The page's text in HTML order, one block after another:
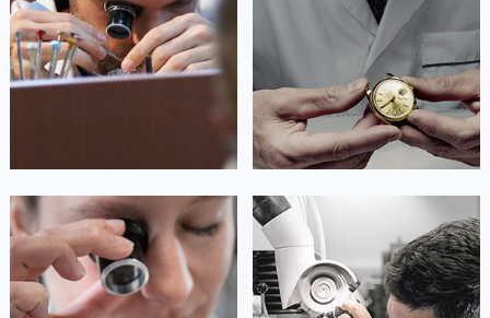
福建省厦门市思明区湖滨东路95号万象城华润大厦B座11层1104室天梭售后服务中心（需提前预约）
广东省潮州市潮安区新风路与潮汕路交汇处天梭售后服务中心（需提前预约）
广东省广州市天河区天河路230号万菱汇国际中心A塔7层704室天梭售后服务中心（需提前预约）
广东省广州市越秀区环市东路371-375号世界贸易中心大厦南塔15层1507室天梭售后服务中心（需提前预约）
广东省河源市源城区越王大道天梭售后服务中心（需提前预约）
广东省江门市蓬江区广场西路天梭售后服务中心（需提前预约）
广东省揭阳市榕城进贤门步行街天梭售后服务中心（需提前预约）
广东省茂名市电白区水东街道迎宾大道天梭售后服务中心（需提前预约）
广东省梅州市梅江区金燕大道天梭售后服务中心（需提前预约）
Guangzhou Tissot Maintain center
 广州天梭维修
Shenzhen Tissot Maintain center
 深圳天梭维修
安尼塔·阿普里尔
资深天梭技师
是天梭售后维修服务中心
(天梭维修保养中心)
的高级技师之一
贝亚特·布兰奇
资深天梭技师
是天梭售后维修服务中心
(天梭维修保养中心)
的高级技师之一